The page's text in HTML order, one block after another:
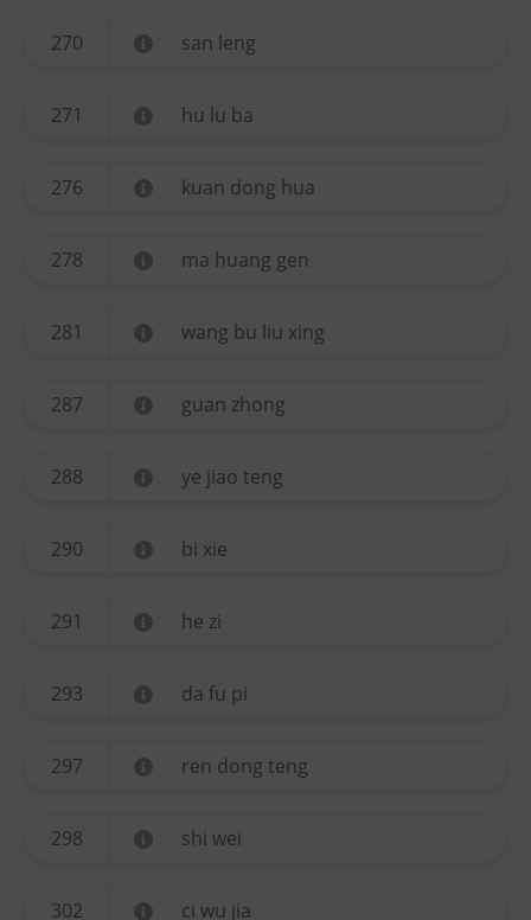
270 san leng
271 hu lu ba
276 kuan dong hua
278 ma huang gen
281 wang bu liu xing
287 guan zhong
288 ye jiao teng
290 bi xie
291 he zi
293 da fu pi
297 ren dong teng
298 shi wei
302 ci wu jia